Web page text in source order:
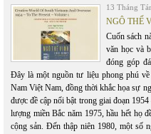
13 Tháng
NGÔ THẾ
Cuốn sách
văn học và
đóng góp
Đây là một nguồn tư liệu phong phú
Nam Việt Nam, đồng thời khắc họa sự
được đề cập nổi bật trong giai đoạn
lượng miền Bắc năm 1975, hầu hết họ
cộng sản. Đến thập niên 1980, một số